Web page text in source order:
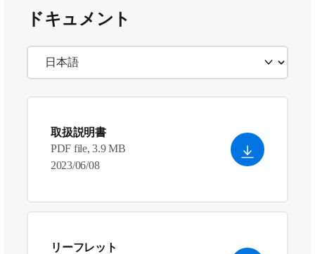
ドキュメント
取扱説明書
PDF file, 3.9 MB
2023/06/08
リーフレット